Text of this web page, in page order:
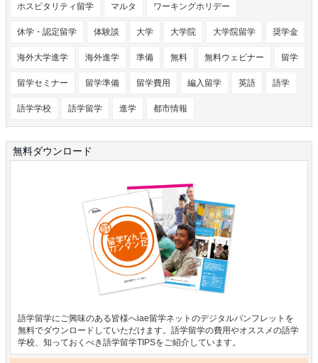
ホスピタリティ留学 マルタ ワーキングホリデー
休学・認定留学 体験談 大学 大学院 大学院留学 奨学金
海外大学進学 海外進学 準備 無料 無料ウェビナー 留学
留学セミナー 留学準備 留学費用 編入留学 英語 語学
語学学校 語学留学 進学 都市情報
無料ダウンロード
語学留学にご興味のある皆様へiae留学ネットのデジタルパンフレットを
無料でダウンロードしていただけます。語学留学の費用やオススメの語学
学校、知っておくべき語学留学TIPSをご紹介しています。